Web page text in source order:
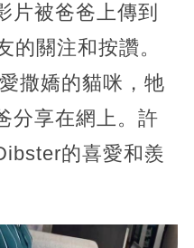
片被爸爸上傳到
的關注和按讚。
撒嬌的貓咪，牠
分享在網上。許
的喜愛和羨